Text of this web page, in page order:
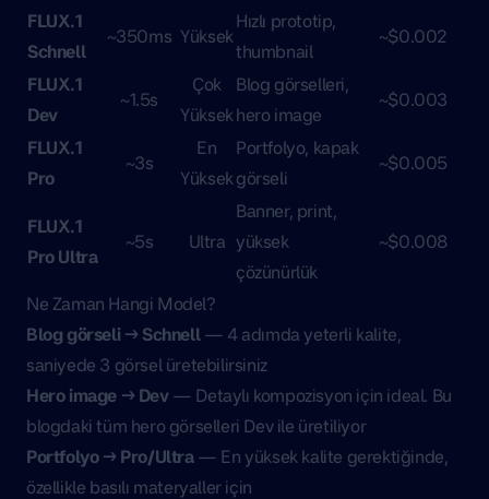
FLUX.1
Schnell
~350ms Yüksek
Hızlı prototip,
thumbnail
~$0.002
FLUX.1
Dev
~1.5s
Çok
Yüksek
Blog görselleri,
hero image
~$0.003
FLUX.1
Pro
~3s
En
Yüksek
Portfolyo, kapak
görseli
~$0.005
FLUX.1
Pro Ultra
~5s Ultra
Banner, print,
yüksek
çözünürlük
~$0.008
Ne Zaman Hangi Model?
Blog görseli → Schnell— 4 adımda yeterli kalite,
saniyede 3 görsel üretebilirsiniz
Hero image → Dev— Detaylı kompozisyon için ideal. Bu
blogdaki tüm hero görselleri Dev ile üretiliyor
Portfolyo → Pro/Ultra— En yüksek kalite gerektiğinde,
özellikle basılı materyaller için